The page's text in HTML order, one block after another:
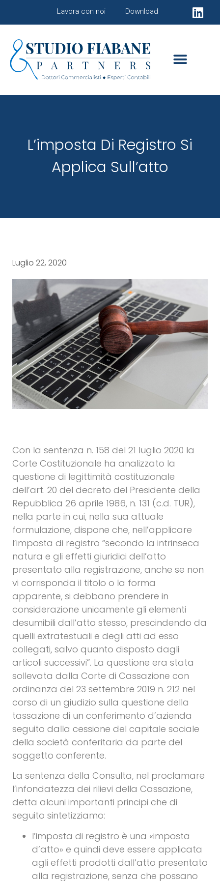
Lavora con noi Download
L’imposta Di Registro Si
Applica Sull’atto
Luglio 22, 2020
Con la sentenza n. 158 del 21 luglio 2020 la
Corte Costituzionale ha analizzato la
questione di legittimità costituzionale
dell’art. 20 del decreto del Presidente della
Repubblica 26 aprile 1986, n. 131 (c.d. TUR),
nella parte in cui, nella sua attuale
formulazione, dispone che, nell’applicare
l’imposta di registro “secondo la intrinseca
natura e gli effetti giuridici dell’atto
presentato alla registrazione, anche se non
vi corrisponda il titolo o la forma
apparente, si debbano prendere in
considerazione unicamente gli elementi
desumibili dall’atto stesso, prescindendo da
quelli extratestuali e degli atti ad esso
collegati, salvo quanto disposto dagli
articoli successivi”. La questione era stata
sollevata dalla Corte di Cassazione con
ordinanza del 23 settembre 2019 n. 212 nel
corso di un giudizio sulla questione della
tassazione di un conferimento d’azienda
seguito dalla cessione del capitale sociale
della società conferitaria da parte del
soggetto conferente.
La sentenza della Consulta, nel proclamare
l’infondatezza dei rilievi della Cassazione,
detta alcuni importanti principi che di
seguito sintetizziamo:
l’imposta di registro è una «imposta
d’atto» e quindi deve essere applicata
agli effetti prodotti dall’atto presentato
alla registrazione, senza che possano